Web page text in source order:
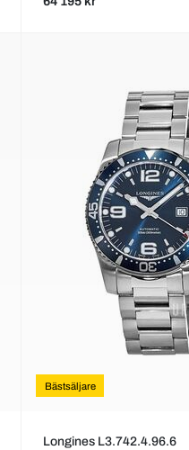
Bästsäljare
Longines L3.742.4.96.6